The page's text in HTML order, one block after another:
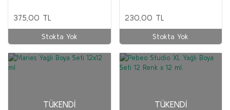
375,00 TL
Stokta Yok
230,00 TL
Stokta Yok
TÜKENDI TÜKENDI